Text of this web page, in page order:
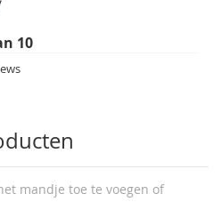
10
mandje toe te voegen of